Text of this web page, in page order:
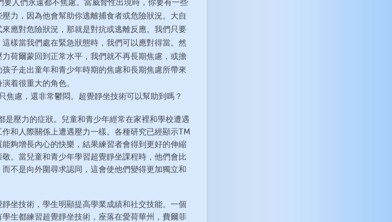
要人們永遠都不焦慮。當威脅性出現時，你要有一些
力，因為他會幫助你逃離捕食者或危險狀況。大自
應對危險狀況，那就是對抗或逃離反應。我們只要
樣當我們處在緊急狀態時，我們可以應對得當。然
荷爾蒙回到正常水平，我們就不再長期焦慮，或擔
子走出童年和青少年時期的焦慮和長期焦慮所帶來
着很重大的角色。
焦慮，還非常鬱悶。超覺靜坐技術可以幫助到嗎？
是壓力的症狀。兒童和青少年經常在家裡和學校遭遇
和人際關係上遭遇壓力一樣。各種研究已經顯示TM
夠增長內心的快樂，結果練習者會得到更好的伸縮
。當兒童和青少年學習超覺靜坐課程時，他們會比
不是向外圍尋求認同，這會使他們變得更加獨立和
坐技術，學生明顯提高學業成績和社交技能。一個
生都練習超覺靜坐技術，座落在愛荷華州，費爾菲